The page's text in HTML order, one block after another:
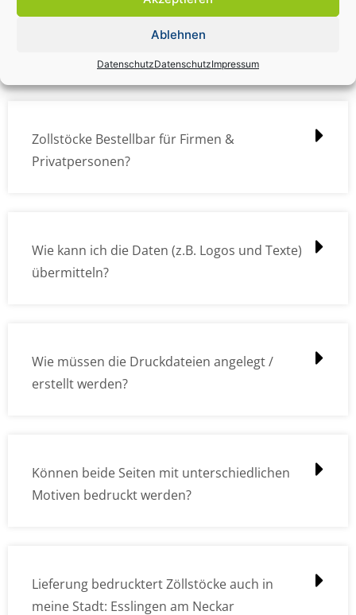
Ablehnen
DatenschutzDatenschutzImpressum
Zollstock Druckdatencheck / Profidatencheck
Zollstöcke Bestellbar für Firmen &
Privatpersonen?
Wie kann ich die Daten (z.B. Logos und Texte)
übermitteln?
Wie müssen die Druckdateien angelegt /
erstellt werden?
Können beide Seiten mit unterschiedlichen
Motiven bedruckt werden?
Lieferung bedrucktert Zöllstöcke auch in
meine Stadt: Esslingen am Neckar